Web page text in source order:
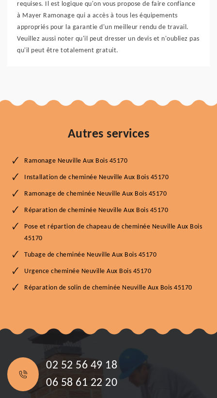
requises. Il est logique qu'on vous propose de faire confiance
à Mayer Ramonage qui a accès à tous les équipements
appropriés pour la garantie d'un meilleur rendu de travail.
Veuillez aussi noter qu'il peut dresser un devis et n'oubliez pas
qu'il peut être totalement gratuit.
Autres services
Ramonage Neuville Aux Bois 45170
Installation de cheminée Neuville Aux Bois 45170
Ramonage de cheminée Neuville Aux Bois 45170
Réparation de cheminée Neuville Aux Bois 45170
Pose et répartion de chapeau de cheminée Neuville Aux Bois
45170
Tubage de cheminée Neuville Aux Bois 45170
Urgence cheminée Neuville Aux Bois 45170
Réparation de solin de cheminée Neuville Aux Bois 45170
02 52 56 49 18
06 58 61 22 20